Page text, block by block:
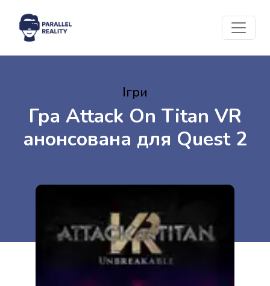
Ігри
Гра Attack On Titan VR
анонсована для Quest 2